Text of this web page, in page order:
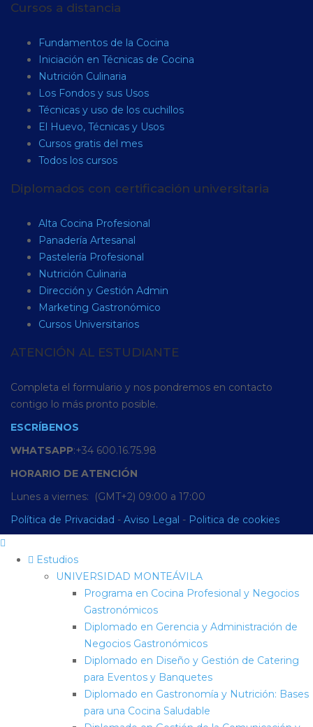
Cursos a distancia
Fundamentos de la Cocina
Iniciación en Técnicas de Cocina
Nutrición Culinaria
Los Fondos y sus Usos
Técnicas y uso de los cuchillos
El Huevo, Técnicas y Usos
Cursos gratis del mes
Todos los cursos
Diplomados con certificación universitaria
Alta Cocina Profesional
Panadería Artesanal
Pastelería Profesional
Nutrición Culinaria
Dirección y Gestión Admin
Marketing Gastronómico
Cursos Universitarios
ATENCIÓN AL ESTUDIANTE
Completa el formulario y nos pondremos en contacto
contigo lo más pronto posible.
ESCRÍBENOS
WHATSAPP:+34 600.16.75.98
HORARIO DE ATENCIÓN
Lunes a viernes: (GMT+2) 09:00 a 17:00
Política de Privacidad - Aviso Legal - Politica de cookies
Estudios
UNIVERSIDAD MONTEÁVILA
Programa en Cocina Profesional y Negocios
Gastronómicos
Diplomado en Gerencia y Administración de
Negocios Gastronómicos
Diplomado en Diseño y Gestión de Catering
para Eventos y Banquetes
Diplomado en Gastronomía y Nutrición: Bases
para una Cocina Saludable